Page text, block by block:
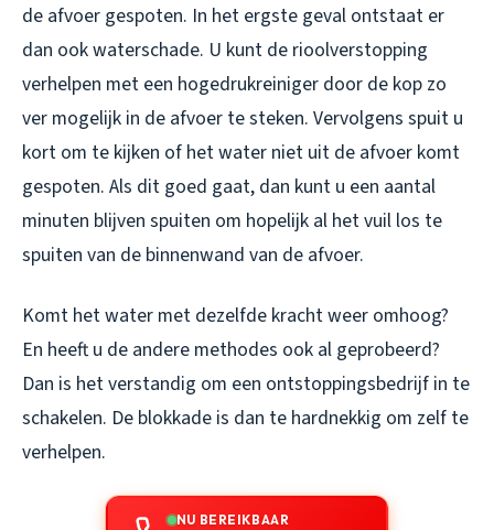
de afvoer gespoten. In het ergste geval ontstaat er
dan ook waterschade. U kunt de rioolverstopping
verhelpen met een hogedrukreiniger door de kop zo
ver mogelijk in de afvoer te steken. Vervolgens spuit u
kort om te kijken of het water niet uit de afvoer komt
gespoten. Als dit goed gaat, dan kunt u een aantal
minuten blijven spuiten om hopelijk al het vuil los te
spuiten van de binnenwand van de afvoer.
Komt het water met dezelfde kracht weer omhoog?
En heeft u de andere methodes ook al geprobeerd?
Dan is het verstandig om een ontstoppingsbedrijf in te
schakelen. De blokkade is dan te hardnekkig om zelf te
verhelpen.
NU BEREIKBAAR